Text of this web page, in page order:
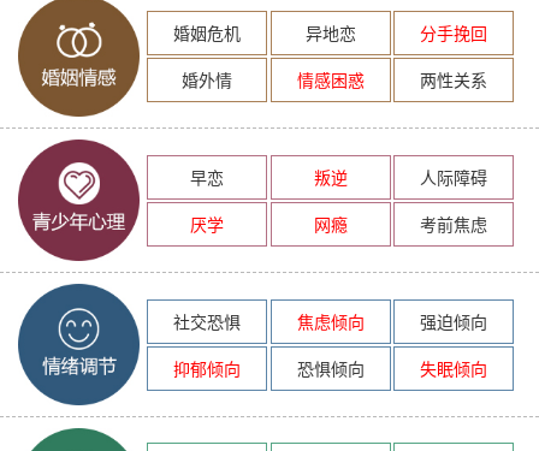
婚姻危机 异地恋
分手挽回
婚外情
情感困惑 两性关系
早恋 叛逆
人际障碍
厌学
网瘾 考前焦虑
社交恐惧 焦虑倾向
强迫倾向
抑郁倾向
恐惧倾向 失眠倾向